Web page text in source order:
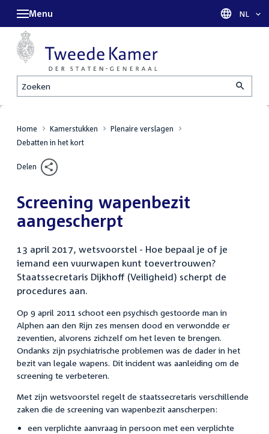
Zoeken
Menu Taal
NL
Home Kamerstukken
Plenaire verslagen
Debatten in het kort
Delen
Screening wapenbezit
aangescherpt
13 april 2017, wetsvoorstel - Hoe bepaal je of je
iemand een vuurwapen kunt toevertrouwen?
Staatssecretaris Dijkhoff (Veiligheid) scherpt de
procedures aan.
Op 9 april 2011 schoot een psychisch gestoorde man in
Alphen aan den Rijn zes mensen dood en verwondde er
zeventien, alvorens zichzelf om het leven te brengen.
Ondanks zijn psychiatrische problemen was de dader in het
bezit van legale wapens. Dit incident was aanleiding om de
screening te verbeteren.
Met zijn wetsvoorstel regelt de staatssecretaris verschillende
zaken die de screening van wapenbezit aanscherpen:
een verplichte aanvraag in persoon met een verplichte